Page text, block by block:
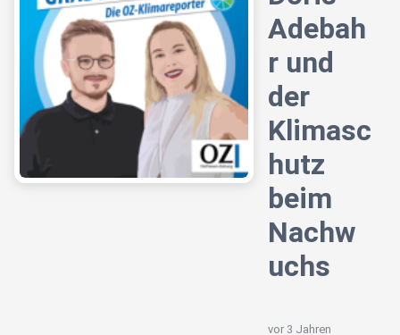
Adebah
r und
der
Klimasc
hutz
beim
Nachw
uchs
vor 3 Jahren